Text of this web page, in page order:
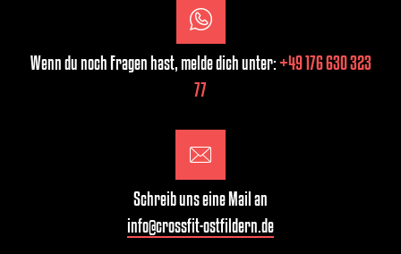
Wenn du noch Fragen hast, melde dich unter:+49 176 630 323
77
Schreib uns eine Mail an
info@crossfit-ostfildern.de